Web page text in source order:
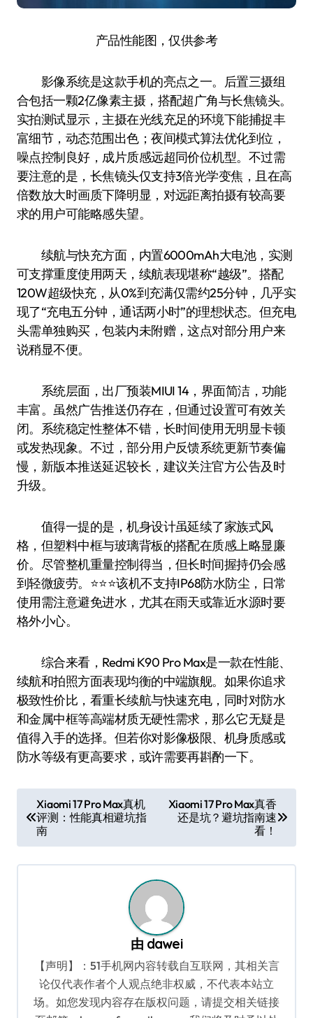
产品性能图，仅供参考
影像系统是这款手机的亮点之一。后置三摄组
合包括一颗2亿像素主摄，搭配超广角与长焦镜头。
实拍测试显示，主摄在光线充足的环境下能捕捉丰
富细节，动态范围出色；夜间模式算法优化到位，
噪点控制良好，成片质感远超同价位机型。不过需
要注意的是，长焦镜头仅支持3倍光学变焦，且在高
倍数放大时画质下降明显，对远距离拍摄有较高要
求的用户可能略感失望。
续航与快充方面，内置6000mAh大电池，实测
可支撑重度使用两天，续航表现堪称“越级”。搭配
120W超级快充，从0%到充满仅需约25分钟，几乎实
现了“充电五分钟，通话两小时”的理想状态。但充电
头需单独购买，包装内未附赠，这点对部分用户来
说稍显不便。
系统层面，出厂预装MIUI 14，界面简洁，功能
丰富。虽然广告推送仍存在，但通过设置可有效关
闭。系统稳定性整体不错，长时间使用无明显卡顿
或发热现象。不过，部分用户反馈系统更新节奏偏
慢，新版本推送延迟较长，建议关注官方公告及时
升级。
值得一提的是，机身设计虽延续了家族式风
格，但塑料中框与玻璃背板的搭配在质感上略显廉
价。尽管整机重量控制得当，但长时间握持仍会感
到轻微疲劳。⭐️⭐️⭐️该机不支持IP68防水防尘，日常
使用需注意避免进水，尤其在雨天或靠近水源时要
格外小心。
综合来看，Redmi K90 Pro Max是一款在性能、
续航和拍照方面表现均衡的中端旗舰。如果你追求
极致性价比，看重长续航与快速充电，同时对防水
和金属中框等高端材质无硬性需求，那么它无疑是
值得入手的选择。但若你对影像极限、机身质感或
防水等级有更高要求，或许需要再斟酌一下。
章
导
航
Xiaomi 17 Pro Max真机
评测：性能真相避坑指
南
Xiaomi 17 Pro Max真香
还是坑？避坑指南速
看！
由 dawei
【声明】：51手机网内容转载自互联网，其相关言
论仅代表作者个人观点绝非权威，不代表本站立
场。如您发现内容存在版权问题，请提交相关链接